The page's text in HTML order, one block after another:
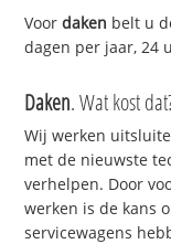
Voordaken belt u
dagen per jaar, 24
Daken. Wat kost
Wij werken
met de nieuwste
verhelpen. Door
werken is de kans
servicewagens